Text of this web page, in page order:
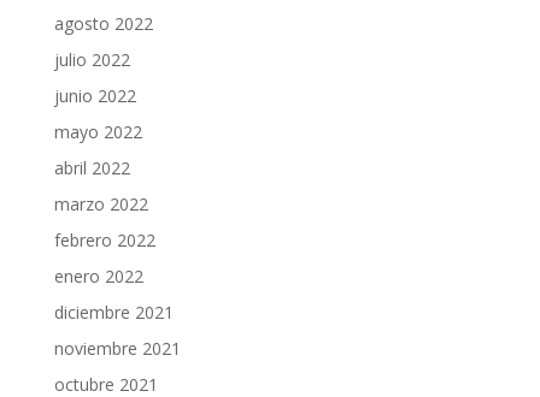
agosto 2022
julio 2022
junio 2022
mayo 2022
abril 2022
marzo 2022
febrero 2022
enero 2022
diciembre 2021
noviembre 2021
octubre 2021